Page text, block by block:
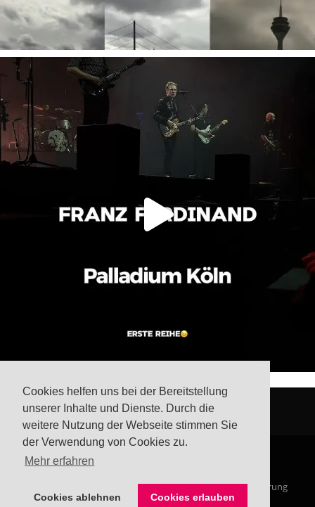
Cookies helfen uns bei der Bereitstellung
unserer Inhalte und Dienste. Durch die
weitere Nutzung der Webseite stimmen Sie
der Verwendung von Cookies zu.
Mehr erfahren
Cookies ablehnen Cookies erlauben
Impressum Datenschutzerklärung